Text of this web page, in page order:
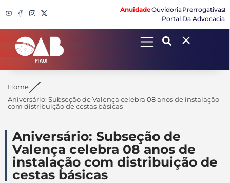
AnuidadeOuvidoriaPrerrogativas
Portal Da Advocacia
Search
Home
Aniversário: Subseção de Valença celebra 08 anos de instalação
com distribuição de cestas básicas
Aniversário: Subseção de
Valença celebra 08 anos de
instalação com distribuição de
cestas básicas